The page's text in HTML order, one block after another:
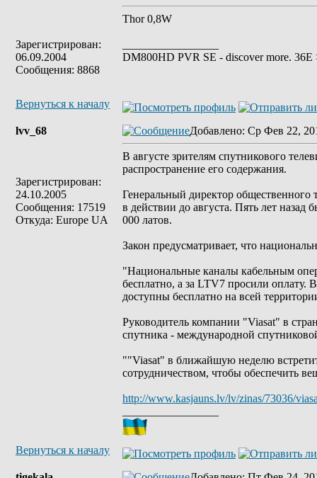
Зарегистрирован:
06.09.2004
Сообщения: 8868
Thor 0,8W
DM800HD PVR SE - discover more.
Вернуться к началу
lvv_68
Зарегистрирован:
24.10.2005
Сообщения: 17519
Откуда: Europe UA
Добавлено: Ср Фев 22,
В августе зрителям спутникового
распространение его содержания.
Генеральный директор общественного
в действии до августа. Пять лет назад
000 латов.
Закон предусматривает, что
"Национальные каналы кабельным
бесплатно, а за LTV7 просили оплату.
доступны бесплатно на всей
Руководитель компании "Viasat" в
спутника - международной
""Viasat" в ближайшую неделю
сотрудничеством, чтобы обеспечить
http://www.kasjauns.lv/lv/zinas/73036/
Вернуться к началу